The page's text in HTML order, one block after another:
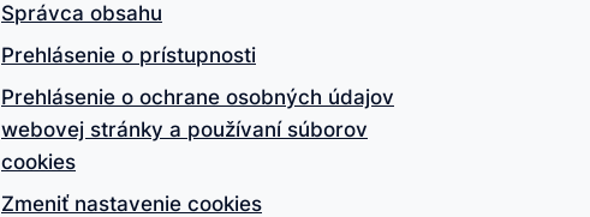
Správca obsahu
Prehlásenie o prístupnosti
Prehlásenie o ochrane osobných údajov
webovej stránky a používaní súborov
cookies
Zmeniť nastavenie cookies